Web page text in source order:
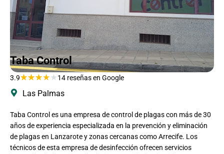
Taba Control
3.9★★★★ ★ 14 reseñas en Google
Las Palmas
Taba Control es una empresa de control de plagas con más de 30
años de experiencia especializada en la prevención y eliminación
de plagas en Lanzarote y zonas cercanas como Arrecife. Los
técnicos de esta empresa de desinfección ofrecen servicios